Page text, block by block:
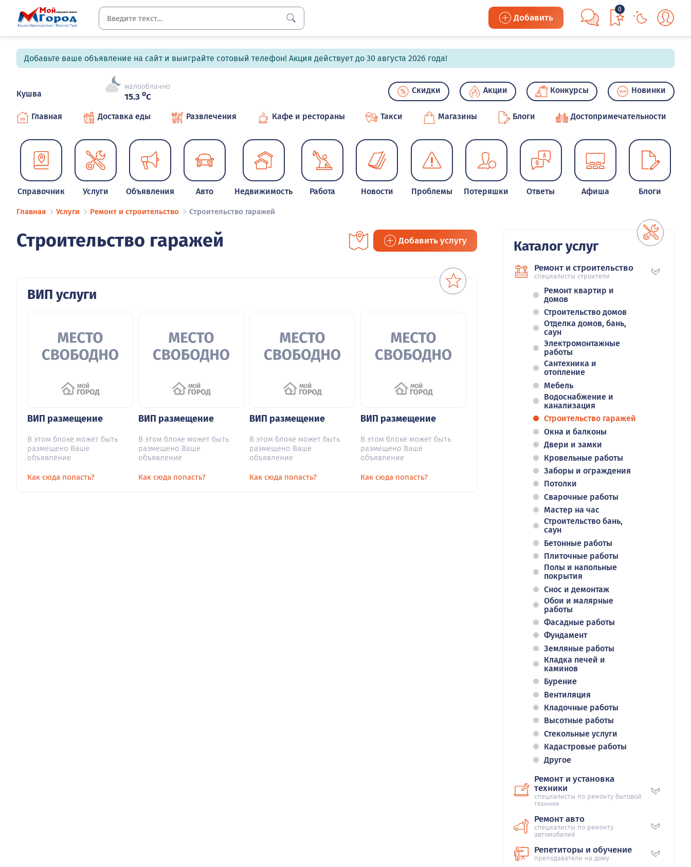
Добавить
0
Добавьте ваше объявление на сайт и выиграйте сотовый телефон! Акция действует до 30 августа 2026 года!
Кушва
малооблачно
15.3 oC
Скидки Акции Конкурсы Новинки
Главная Доставка еды Развлечения Кафе и рестораны Такси Магазины Блоги Достопримечательности
Справочник Услуги Объявления Авто Недвижимость Работа Новости Проблемы Потеряшки Ответы Афиша Блоги
Главная Услуги Ремонт и строительство Строительство гаражей
Строительство гаражей Добавить услугу
ВИП услуги
ВИП размещение
В этом блоке может быть
размещено Ваше
объявление
Как сюда попасть?
ВИП размещение
В этом блоке может быть
размещено Ваше
объявление
Как сюда попасть?
ВИП размещение
В этом блоке может быть
размещено Ваше
объявление
Как сюда попасть?
ВИП размещение
В этом блоке может быть
размещено Ваше
объявление
Как сюда попасть?
Каталог услуг
Ремонт и строительство
специалисты строители
Ремонт квартир и
домов
Строительство домов
Отделка домов, бань,
саун
Электромонтажные
работы
Сантехника и
отопление
Мебель
Водоснабжение и
канализация
Строительство гаражей
Окна и балконы
Двери и замки
Кровельные работы
Заборы и ограждения
Потолки
Сварочные работы
Мастер на час
Строительство бань,
саун
Бетонные работы
Плиточные работы
Полы и напольные
покрытия
Снос и демонтаж
Обои и малярные
работы
Фасадные работы
Фундамент
Земляные работы
Кладка печей и
каминов
Бурение
Вентиляция
Кладочные работы
Высотные работы
Стекольные услуги
Кадастровые работы
Другое
Ремонт и установка
техники
специалисты по ремонту бытовой
техники
Ремонт авто
специалисты по ремонту
автомобилей
Репетиторы и обучение
преподаватели на дому